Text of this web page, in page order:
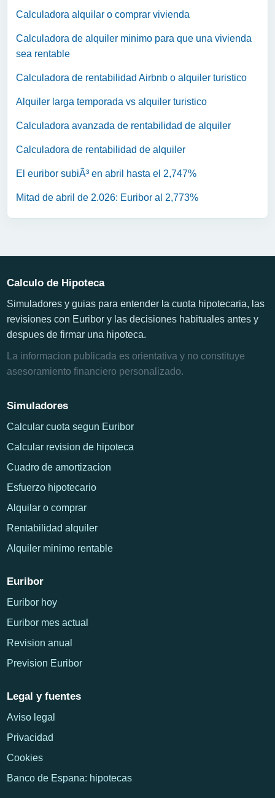
Calculadora alquilar o comprar vivienda
Calculadora de alquiler minimo para que una vivienda
sea rentable
Calculadora de rentabilidad Airbnb o alquiler turistico
Alquiler larga temporada vs alquiler turistico
Calculadora avanzada de rentabilidad de alquiler
Calculadora de rentabilidad de alquiler
El euribor subiÃ³ en abril hasta el 2,747%
Mitad de abril de 2.026: Euribor al 2,773%
Calculo de Hipoteca
Simuladores y guias para entender la cuota hipotecaria, las
revisiones con Euribor y las decisiones habituales antes y
despues de firmar una hipoteca.
La informacion publicada es orientativa y no constituye
asesoramiento financiero personalizado.
Simuladores
Calcular cuota segun Euribor
Calcular revision de hipoteca
Cuadro de amortizacion
Esfuerzo hipotecario
Alquilar o comprar
Rentabilidad alquiler
Alquiler minimo rentable
Euribor
Euribor hoy
Euribor mes actual
Revision anual
Prevision Euribor
Legal y fuentes
Aviso legal
Privacidad
Cookies
Banco de Espana: hipotecas